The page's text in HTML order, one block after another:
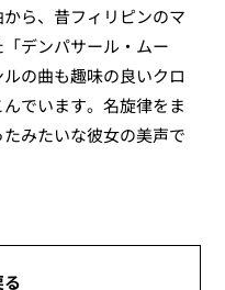
ら、昔フィリピンのマ
デンパサール・ムー
の曲も趣味の良いクロ
でいます。名旋律をま
みたいな彼女の美声で